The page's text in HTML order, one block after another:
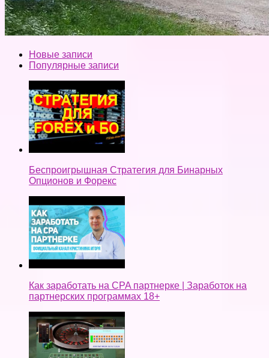
Новые записи
Популярные записи
Беспроигрышная Стратегия для Бинарных
Опционов и Форекс
Как заработать на CPA партнерке | Заработок на
партнерских программах 18+